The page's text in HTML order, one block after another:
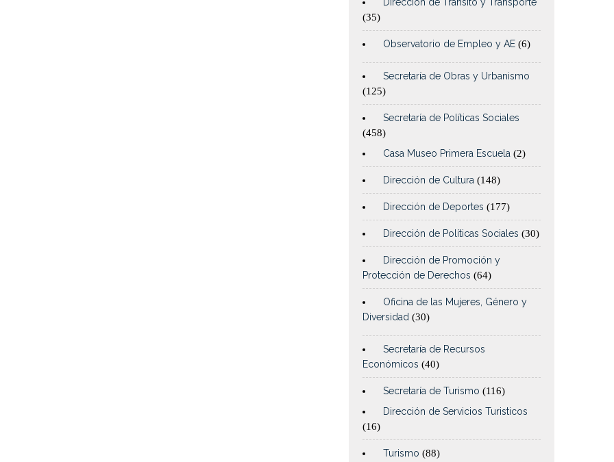
(35)
Observatorio de Empleo y AE (6)
Secretaría de Obras y Urbanismo
(125)
Secretaría de Políticas Sociales
(458)
Casa Museo Primera Escuela (2)
Dirección de Cultura (148)
Dirección de Deportes (177)
Dirección de Políticas Sociales (30)
Dirección de Promoción y
Protección de Derechos (64)
Oficina de las Mujeres, Género y
Diversidad (30)
Secretaría de Recursos
Económicos (40)
Secretaría de Turismo (116)
Dirección de Servicios Turisticos
(16)
Turismo (88)